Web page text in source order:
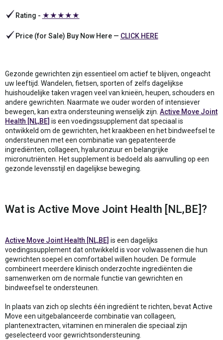
Rating - ★★★★★
Price (for Sale) Buy Now Here — CLICK HERE
Gezonde gewrichten zijn essentieel om actief te blijven, ongeacht
uw leeftijd. Wandelen, fietsen, sporten of zelfs dagelijkse
huishoudelijke taken vragen veel van knieën, heupen, schouders en
andere gewrichten. Naarmate we ouder worden of intensiever
bewegen, kan extra ondersteuning wenselijk zijn. Active Move Joint
Health [NL,BE] is een voedingssupplement dat speciaal is
ontwikkeld om de gewrichten, het kraakbeen en het bindweefsel te
ondersteunen met een combinatie van gepatenteerde
ingrediënten, collageen, hyaluronzuur en belangrijke
micronutriënten. Het supplement is bedoeld als aanvulling op een
gezonde levensstijl en dagelijkse beweging.
Wat is Active Move Joint Health [NL,BE]?
Active Move Joint Health [NL,BE] is een dagelijks
voedingssupplement dat ontwikkeld is voor volwassenen die hun
gewrichten soepel en comfortabel willen houden. De formule
combineert meerdere klinisch onderzochte ingrediënten die
samenwerken om de normale functie van gewrichten en
bindweefsel te ondersteunen.
In plaats van zich op slechts één ingrediënt te richten, bevat Active
Move een uitgebalanceerde combinatie van collageen,
plantenextracten, vitaminen en mineralen die speciaal zijn
geselecteerd voor gewrichtsondersteuning.